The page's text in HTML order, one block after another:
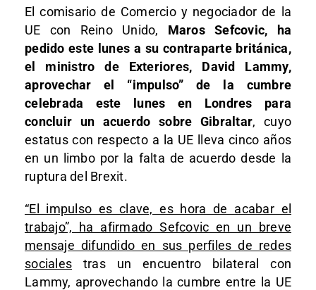
El comisario de Comercio y negociador de la
UE con Reino Unido, Maros Sefcovic, ha
pedido este lunes a su contraparte británica,
el ministro de Exteriores, David Lammy,
aprovechar el “impulso” de la cumbre
celebrada este lunes en Londres para
concluir un acuerdo sobre Gibraltar, cuyo
estatus con respecto a la UE lleva cinco años
en un limbo por la falta de acuerdo desde la
ruptura del Brexit.
“El impulso es clave, es hora de acabar el
trabajo”, ha afirmado Sefcovic en un breve
mensaje difundido en sus perfiles de redes
sociales tras un encuentro bilateral con
Lammy, aprovechando la cumbre entre la UE